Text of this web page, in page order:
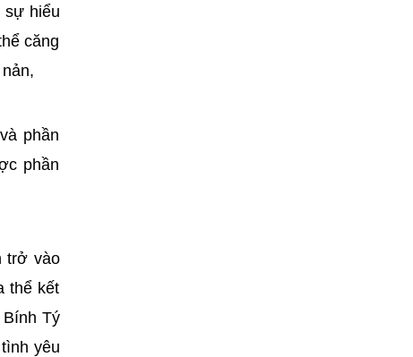
sự hiểu
căng
phần
phần
trở vào
thể kết
Bính Tý
yêu